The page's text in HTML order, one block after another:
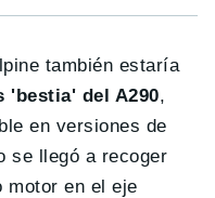
también estaría
'bestia' del A290,
en versiones de
se llegó a recoger
motor en el eje